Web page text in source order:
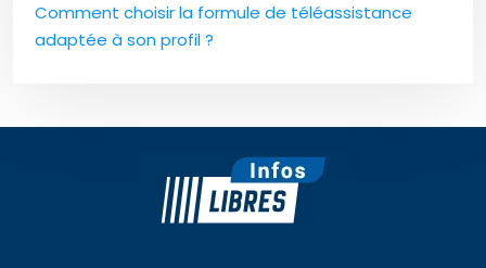
Comment choisir la formule de téléassistance
adaptée à son profil ?